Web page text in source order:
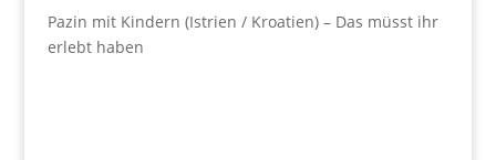
Pazin mit Kindern (Istrien / Kroatien) – Das müsst ihr
erlebt haben